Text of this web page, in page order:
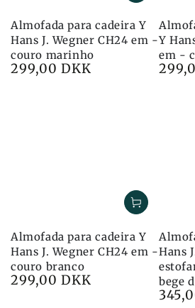
Almofada para cadeira Y
Hans J. Wegner CH24 em -
couro marinho
Preço
299,00 DKK
Y
em -
Preço
Almofada para cadeira Y
Hans J. Wegner CH24 em -
couro branco
Preço
299,00 DKK
Hans
bege
Preço